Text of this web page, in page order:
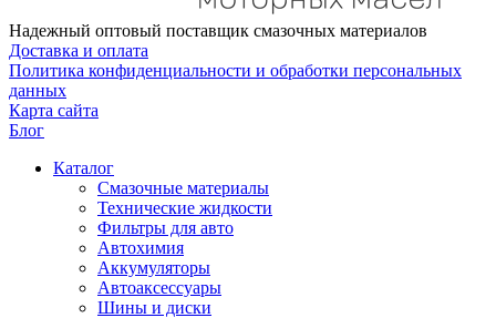
Надежный оптовый поставщик смазочных материалов
Доставка и оплата
Политика конфиденциальности и обработки персональных
данных
Карта сайта
Блог
Каталог
Смазочные материалы
Технические жидкости
Фильтры для авто
Автохимия
Аккумуляторы
Автоаксессуары
Шины и диски